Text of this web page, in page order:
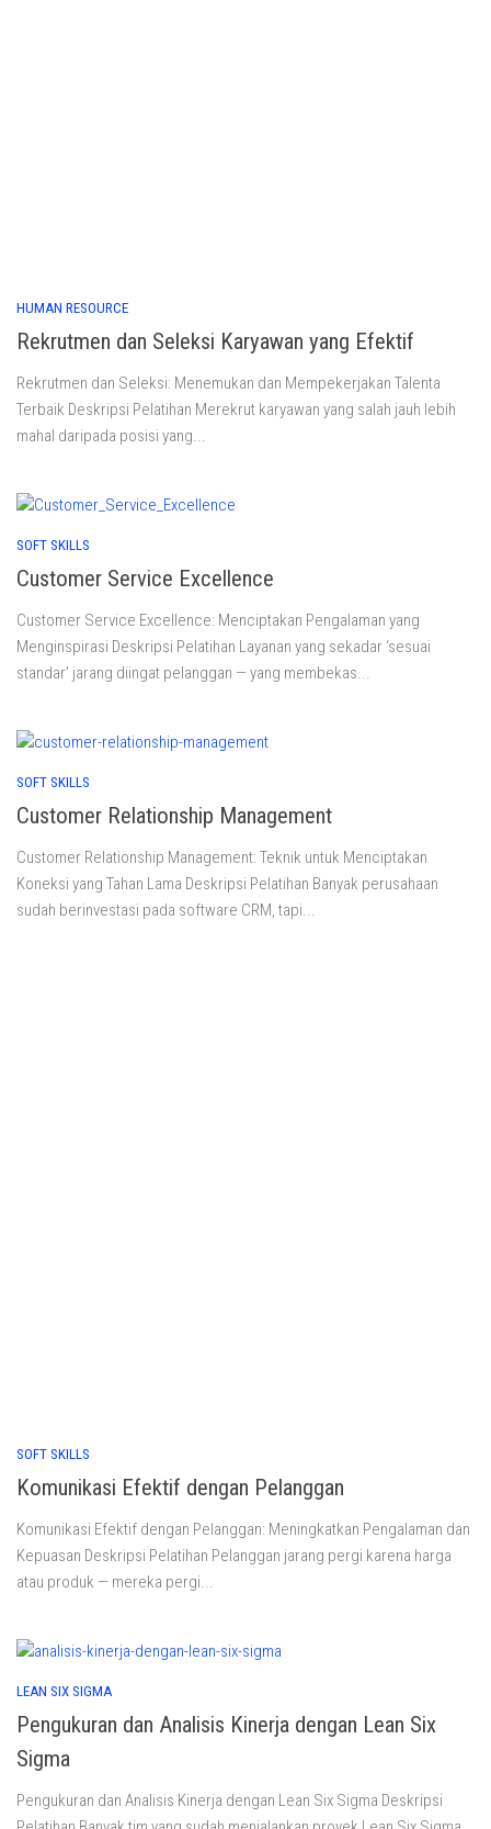
HUMAN RESOURCE
Rekrutmen dan Seleksi Karyawan yang Efektif
Rekrutmen dan Seleksi: Menemukan dan Mempekerjakan Talenta
Terbaik Deskripsi Pelatihan Merekrut karyawan yang salah jauh lebih
mahal daripada posisi yang...
SOFT SKILLS
Customer Service Excellence
Customer Service Excellence: Menciptakan Pengalaman yang
Menginspirasi Deskripsi Pelatihan Layanan yang sekadar ‘sesuai
standar’ jarang diingat pelanggan — yang membekas...
SOFT SKILLS
Customer Relationship Management
Customer Relationship Management: Teknik untuk Menciptakan
Koneksi yang Tahan Lama Deskripsi Pelatihan Banyak perusahaan
sudah berinvestasi pada software CRM, tapi...
SOFT SKILLS
Komunikasi Efektif dengan Pelanggan
Komunikasi Efektif dengan Pelanggan: Meningkatkan Pengalaman dan
Kepuasan Deskripsi Pelatihan Pelanggan jarang pergi karena harga
atau produk — mereka pergi...
LEAN SIX SIGMA
Pengukuran dan Analisis Kinerja dengan Lean Six
Sigma
Pengukuran dan Analisis Kinerja dengan Lean Six Sigma Deskripsi